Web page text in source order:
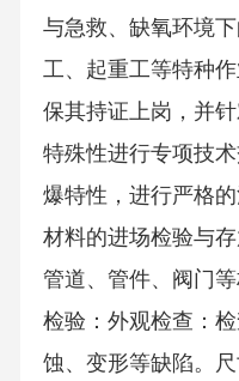
与急救、缺氧环境
工、起重工等特种
保其持证上岗，并
特殊性进行专项技
爆特性，进行严格
材料的进场检验与
管道、管件、阀门
检验：外观检查：
蚀、变形等缺陷。